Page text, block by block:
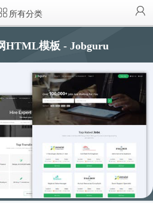
所有分类
HTML模板 - Jobguru